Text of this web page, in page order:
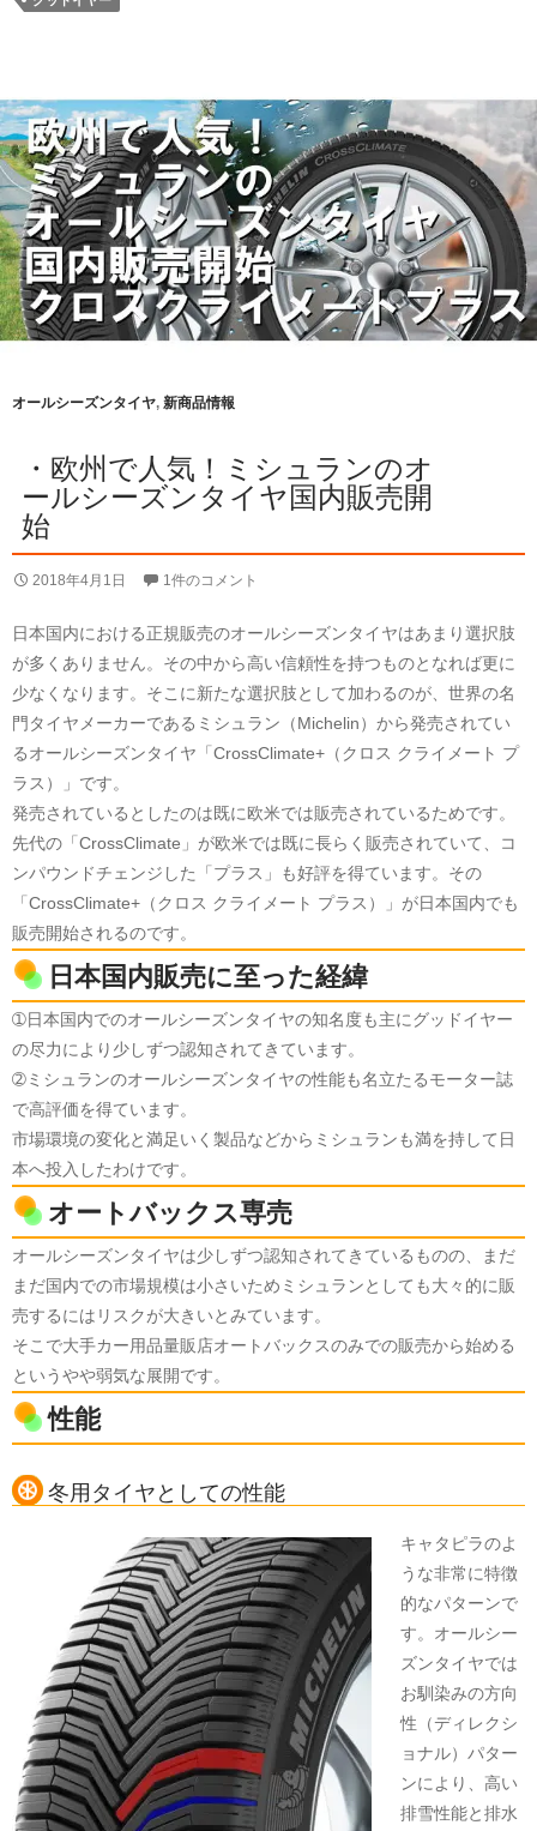
オールシーズンタイヤ, 新商品情報
・欧州で人気！ミシュランのオ
ールシーズンタイヤ国内販売開
始
2018年4月1日 1件のコメント
日本国内における正規販売のオールシーズンタイヤはあまり選択肢
が多くありません。その中から高い信頼性を持つものとなれば更に
少なくなります。そこに新たな選択肢として加わるのが、世界の名
門タイヤメーカーであるミシュラン（Michelin）から発売されてい
るオールシーズンタイヤ「CrossClimate+（クロス クライメート プ
ラス）」です。
発売されているとしたのは既に欧米では販売されているためです。
先代の「CrossClimate」が欧米では既に長らく販売されていて、コ
ンパウンドチェンジした「プラス」も好評を得ています。その
「CrossClimate+（クロス クライメート プラス）」が日本国内でも
販売開始されるのです。
日本国内販売に至った経緯
➀日本国内でのオールシーズンタイヤの知名度も主にグッドイヤー
の尽力により少しずつ認知されてきています。
➁ミシュランのオールシーズンタイヤの性能も名立たるモーター誌
で高評価を得ています。
市場環境の変化と満足いく製品などからミシュランも満を持して日
本へ投入したわけです。
オートバックス専売
オールシーズンタイヤは少しずつ認知されてきているものの、まだ
まだ国内での市場規模は小さいためミシュランとしても大々的に販
売するにはリスクが大きいとみています。
そこで大手カー用品量販店オートバックスのみでの販売から始める
というやや弱気な展開です。
性能
冬用タイヤとしての性能
キャタピラのよ
うな非常に特徴
的なパターンで
す。オールシー
ズンタイヤでは
お馴染みの方向
性（ディレクシ
ョナル）パター
ンにより、高い
排雪性能と排水